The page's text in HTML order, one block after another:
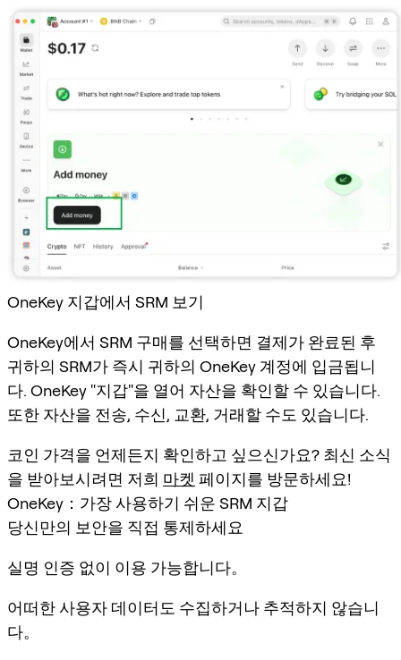
OneKey 지갑에서 SRM 보기
OneKey에서 SRM 구매를 선택하면 결제가 완료된 후
귀하의 SRM가 즉시 귀하의 OneKey 계정에 입금됩니
다. OneKey "지갑"을 열어 자산을 확인할 수 있습니다.
또한 자산을 전송, 수신, 교환, 거래할 수도 있습니다.
코인 가격을 언제든지 확인하고 싶으신가요? 최신 소식
을 받아보시려면 저희 마켓 페이지를 방문하세요!
OneKey：가장 사용하기 쉬운 SRM 지갑
당신만의 보안을 직접 통제하세요
실명 인증 없이 이용 가능합니다。
어떠한 사용자 데이터도 수집하거나 추적하지 않습니
다。